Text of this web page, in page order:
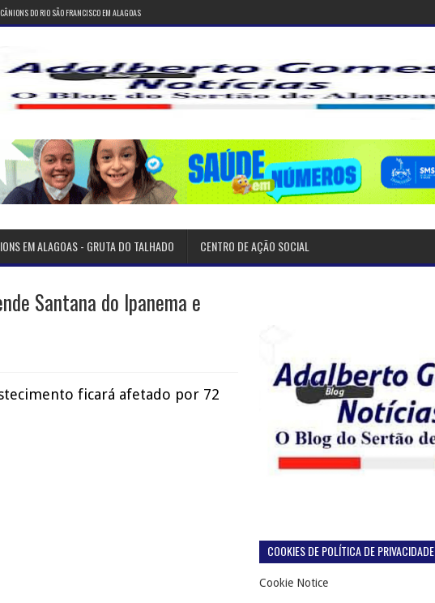
DO RIO SÃO FRANCISCO EM ALAGOAS
EM ALAGOAS - GRUTA DO TALHADO CENTRO DE AÇÃO SOCIAL
Santana do Ipanema e
ficará afetado por 72
COOKIES DE POLÍTICA DE PRIVACIDADE
Cookie Notice